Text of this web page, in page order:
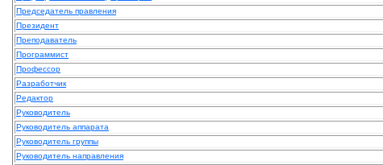
Председатель правления
Президент
Преподаватель
Программист
Профессор
Разработчик
Редактор
Руководитель
Руководитель аппарата
Руководитель группы
Руководитель направления